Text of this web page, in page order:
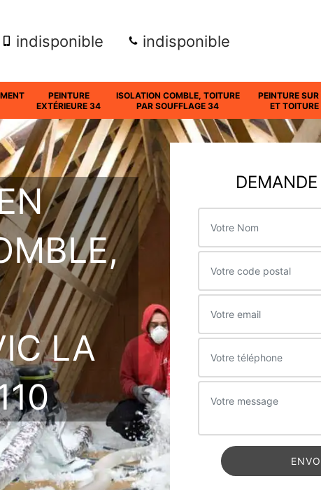
indisponible indisponible
PEINTURE
EXTÉRIEURE 34
ISOLATION COMBLE, TOITURE
PAR SOUFFLAGE 34
PEINTURE
ET
LA